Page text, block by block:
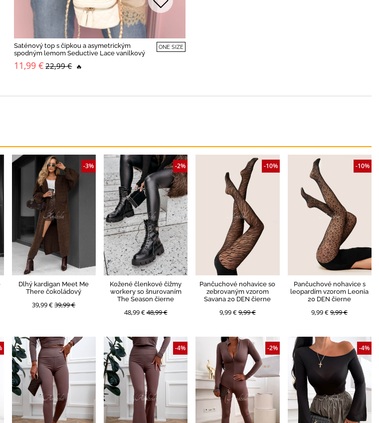
Saténový top s čipkou a asymetrickým
spodným lemom Seductive Lace vanilkový
11,99 € 22,99 € 🔥
ONE SIZE
Dlhý kardigan Meet Me
There čokoládový
39,99 €39,99 €
-3%
Kožené členkové čižmy
workery so šnurovaním
The Season čierne
48,99 €48,99 €
-2%
Pančuchové nohavice so
zebrovaným vzorom
Savana 20 DEN čierne
9,99 €9,99 €
-10%
Pančuchové nohavice s
leopardím vzorom Leonia
20 DEN čierne
9,99 €9,99 €
-10%
-4% -2% -4%